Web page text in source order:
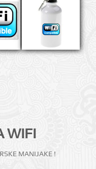
WIFI
MANIJAKE !